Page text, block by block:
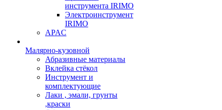
инструмента IRIMO
Электроинструмент
IRIMO
APAC
Малярно-кузовной
Абразивные материалы
Вклейка стёкол
Инструмент и
комплектующие
Лаки , эмали, грунты
,краски